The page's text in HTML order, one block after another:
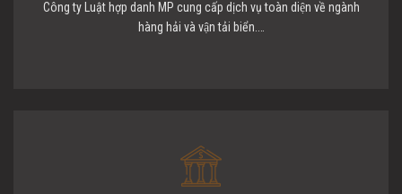
Công ty Luật hợp danh MP cung cấp dịch vụ toàn diện về ngành
hàng hải và vận tải biển.…